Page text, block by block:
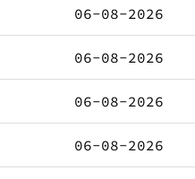
06-08-2026
06-08-2026
06-08-2026
06-08-2026